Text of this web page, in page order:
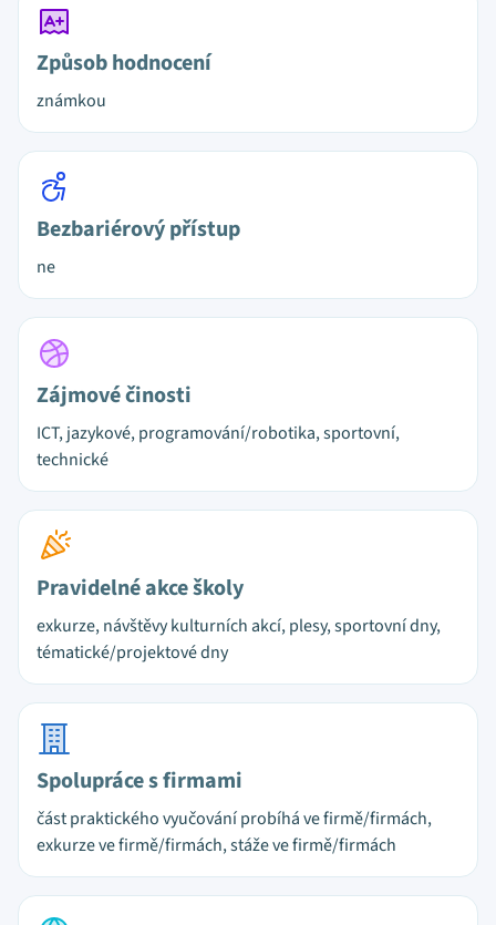
Způsob hodnocení
známkou
Bezbariérový přístup
ne
Zájmové činosti
ICT, jazykové, programování/robotika, sportovní,
technické
Pravidelné akce školy
exkurze, návštěvy kulturních akcí, plesy, sportovní dny,
tématické/projektové dny
Spolupráce s firmami
část praktického vyučování probíhá ve firmě/firmách,
exkurze ve firmě/firmách, stáže ve firmě/firmách